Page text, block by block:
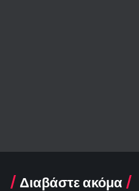
Διαβάστε ακόμα